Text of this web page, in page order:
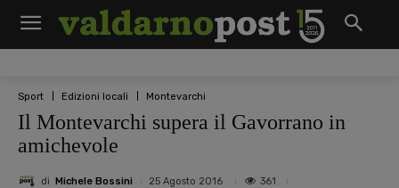
Sport Edizioni locali Montevarchi
Il Montevarchi supera il Gavorrano in
amichevole
di Michele Bossini 25 Agosto 2016 361